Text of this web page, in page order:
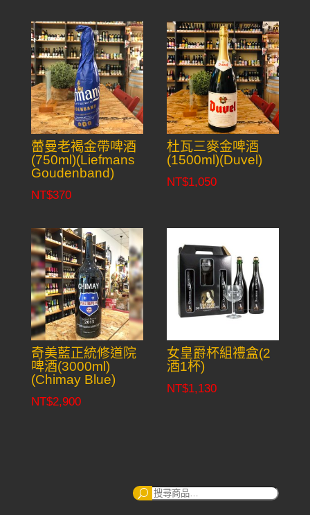
蕾曼老褐金帶啤酒
(750ml)(Liefmans
Goudenband)
NT$370
杜瓦三麥金啤酒
(1500ml)(Duvel)
NT$1,050
奇美藍正統修道院
啤酒(3000ml)
(Chimay Blue)
NT$2,900
女皇爵杯組禮盒(2
酒1杯)
NT$1,130
搜